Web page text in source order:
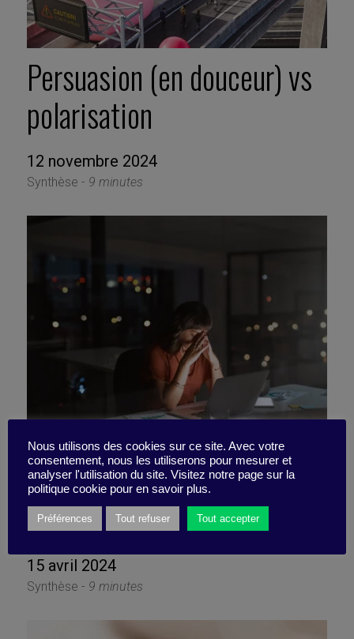
Persuasion (en douceur) vs
polarisation
12 novembre 2024
Synthèse - 9 minutes
Pas le temps de tout faire ?
Déculpabilisez !
15 avril 2024
Synthèse - 9 minutes
Nous utilisons des cookies sur ce site. Avec votre
consentement, nous les utiliserons pour mesurer et
analyser l'utilisation du site. Visitez notre page sur la
politique cookie pour en savoir plus.
Préférences Tout refuser Tout accepter